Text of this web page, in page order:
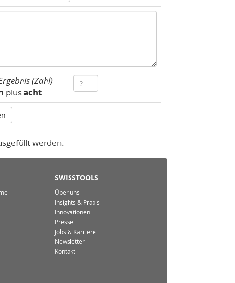
(Zahl)
plusacht
werden.
SWISSTOOLS
Über uns
Insights & Praxis
Innovationen
Presse
Jobs & Karriere
Newsletter
Kontakt